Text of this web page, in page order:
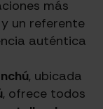
más
y un referente
auténtica
, ubicada
, ofrece todos